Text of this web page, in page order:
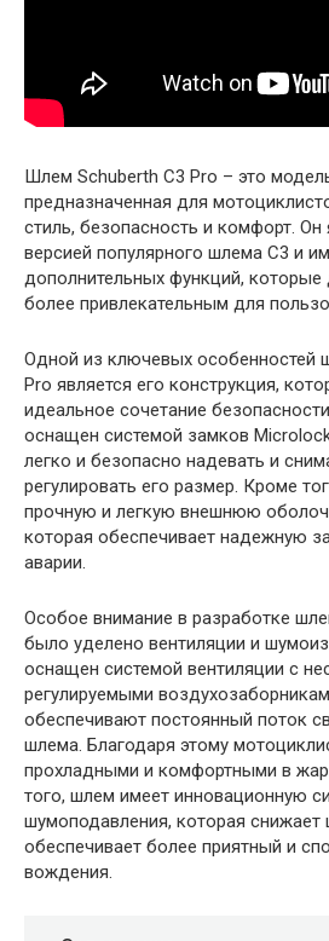
Шлем Schuberth C3 Pro – это
предназначенная для
стиль, безопасность и комфорт. Он
версией популярного шлема C3 и
дополнительных функций,
более привлекательным для
Одной из ключевых особенностей
Pro является его конструкция,
идеальное сочетание
оснащен системой замков
легко и безопасно надевать и
регулировать его размер. Кроме
прочную и легкую внешнюю
которая обеспечивает надежную
аварии.
Особое внимание в разработке
было уделено вентиляции и
оснащен системой вентиляции с
регулируемыми
обеспечивают постоянный поток
шлема. Благодаря этому
прохладными и комфортными в
того, шлем имеет инновационную
шумоподавления, которая снижает
обеспечивает более приятный и
вождения.